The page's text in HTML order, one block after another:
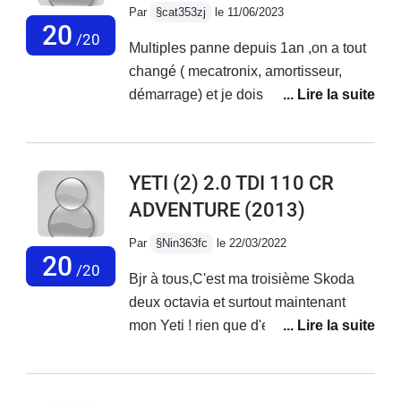
20 /20
Par §cat353zj le 11/06/2023
Multiples panne depuis 1an ,on a tout
changé ( mecatronix, amortisseur,
démarrage) et je dois changer
tableau de bord numérique à part
malgré batterie ok et bloc Neiman
changé, les Garagistes me
de ne pas pouvoir une fois pour toute
réparer une voiture aujourd'hui !
Surtout que super moteur et je ne veux
20 /20
YETI (2) 2.0 TDI 110 CR
ADVENTURE (2013)
Par §Nin363fc le 22/03/2022
Bjr à tous,C'est ma troisième Skoda
deux octavia et surtout maintenant
mon Yeti ! rien que d'en parler j'ai les
voiture aussi solide ! je roule dans